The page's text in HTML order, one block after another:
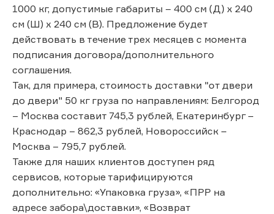
1000 кг, допустимые габариты – 400 см (Д) x 240
см (Ш) x 240 см (В). Предложение будет
действовать в течение трех месяцев с момента
подписания договора/дополнительного
соглашения.
Так, для примера, стоимость доставки "от двери
до двери" 50 кг груза по направлениям: Белгород
– Москва составит 745,3 рублей, Екатеринбург –
Краснодар – 862,3 рублей, Новороссийск –
Москва – 795,7 рублей.
Также для наших клиентов доступен ряд
сервисов, которые тарифицируются
дополнительно: «Упаковка груза», «ПРР на
адресе забора\доставки», «Возврат